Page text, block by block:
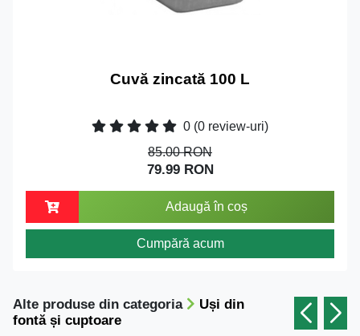
Cuvă zincată 100 L
0 (0 review-uri)
85.00 RON
79.99 RON
Adaugă în coș
Cumpără acum
Alte produse din categoria
Uși din
fontă și cuptoare